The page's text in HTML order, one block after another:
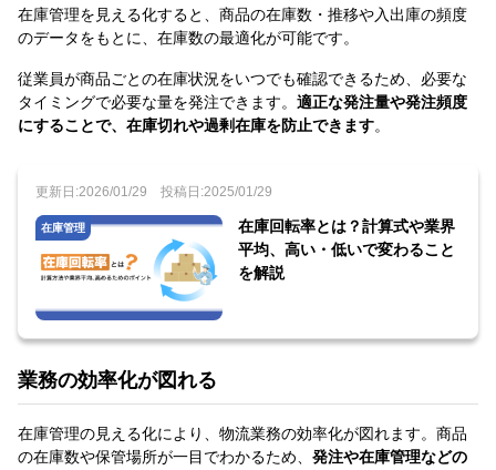
在庫管理を見える化すると、商品の在庫数・推移や入出庫の頻度
のデータをもとに、在庫数の最適化が可能です。
従業員が商品ごとの在庫状況をいつでも確認できるため、必要な
タイミングで必要な量を発注できます。 適正な発注量や発注頻度
にすることで、在庫切れや過剰在庫を防止できます。
更新日:2026/01/29 投稿日:2025/01/29
在庫管理
在庫回転率とは？計算式や業界
平均、高い・低いで変わること
を解説
業務の効率化が図れる
在庫管理の見える化により、物流業務の効率化が図れます。商品
の在庫数や保管場所が一目でわかるため、 発注や在庫管理などの